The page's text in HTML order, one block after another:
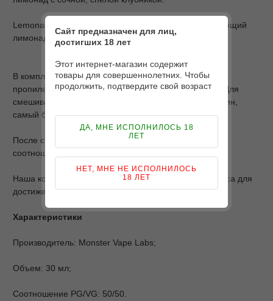
Lemonade Monster Watermelon Lemonade - охлаждающий
лимонад со сладким и свежим арбузом.
В комплекте Вы получаете несколько флаконов: с
пропиленгликолем и ароматизатором, глицерином. Для
смешивания просто перелейте все содержимое в один,
самый большой флакон.
После смешивания Вы получите готовую жидкость с
соотношением PG/VG 50/50 и объемом 30 мл.
Наша команда рекомендует настоять жидкость 24 часа для
достижения наилучшего результата.
Характеристики
Производитель: Monster Vape Labs;
Объем: 30 мл;
Соотношение PG/VG: 50/50.
Сайт предназначен для лиц,
достигших 18 лет
Этот интернет-магазин содержит
товары для совершеннолетних. Чтобы
продолжить, подтвердите свой возраст
ДА, МНЕ ИСПОЛНИЛОСЬ 18
ЛЕТ
НЕТ, МНЕ НЕ ИСПОЛНИЛОСЬ
18 ЛЕТ